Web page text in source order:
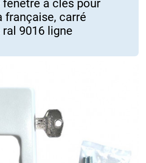
fenêtre à clés pour
française, carré
9016 ligne